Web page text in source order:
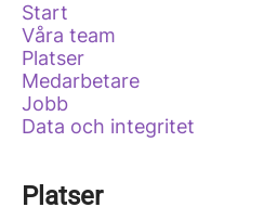
Start
Våra team
Platser
Medarbetare
Jobb
Data och integritet
Platser